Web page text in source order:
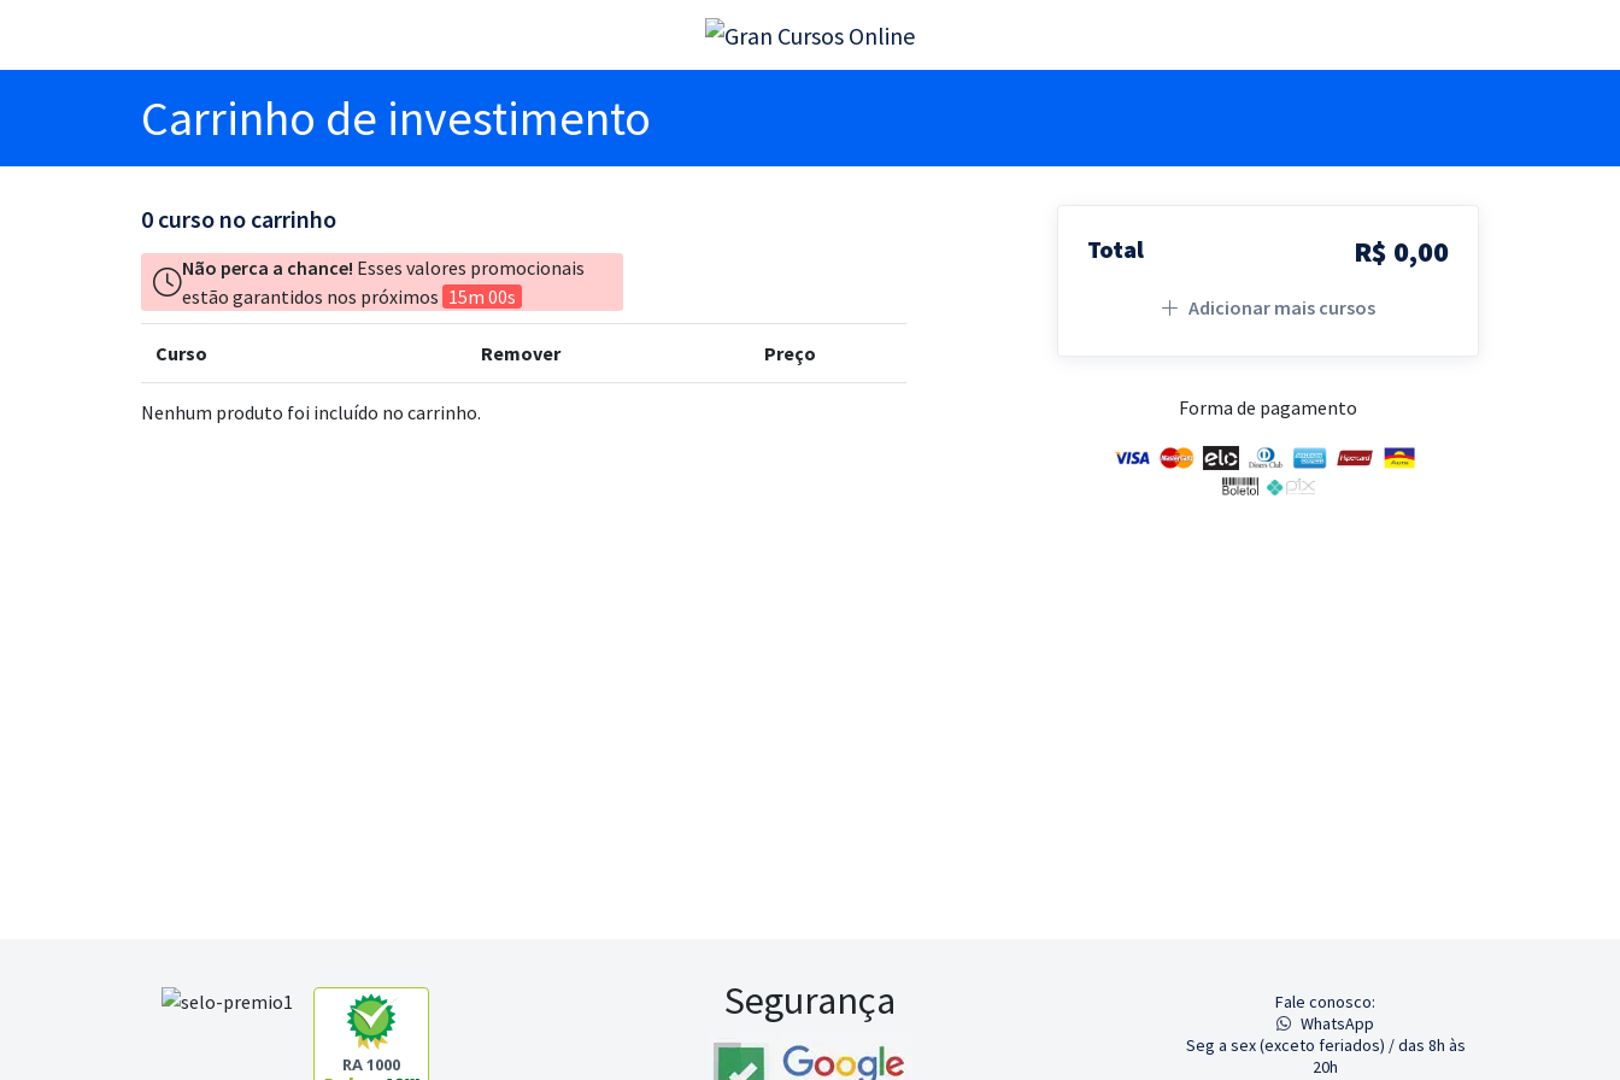
Carrinho de investimento
0 curso no carrinho
Não perca a chance! Esses valores promocionais
estão garantidos nos próximos 15m 00s
Curso Remover Preço
Nenhum produto foi incluído no carrinho.
Total R$ 0,00
Adicionar mais cursos
Forma de pagamento
RA 1000
Segurança
Fale conosco:
WhatsApp
Seg a sex (exceto feriados) / das 8h às
20h